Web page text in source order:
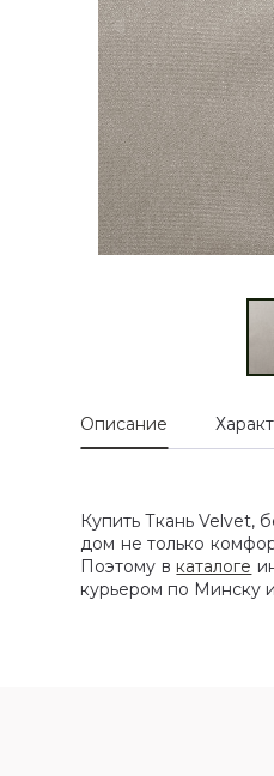
Описание
Купить Ткань Velvet,
дом не только
Поэтому в каталоге
курьером по Минску